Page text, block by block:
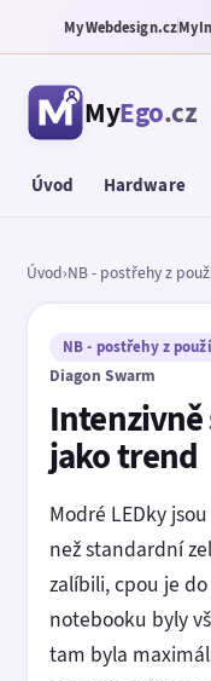
MyWebdesign.cz
MyEgo.cz
Úvod Hardware
Úvod›NB - postřehy z
NB - postřehy z
Diagon Swarm
jako trend
Modré LEDky
než standardní
zalíbili, cpou je
notebooku byly
tam byla